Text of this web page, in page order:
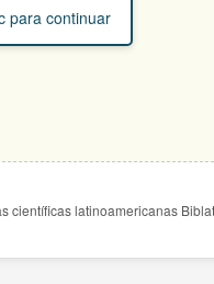
para continuar
científicas latinoamericanas